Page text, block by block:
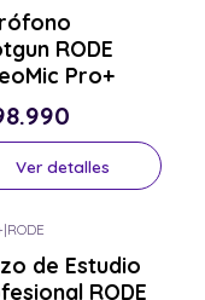
RODE
Pro+
Ver detalles
|RODE
de Estudio
RODE